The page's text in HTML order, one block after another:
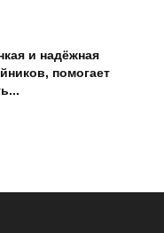
и надёжная
помогает